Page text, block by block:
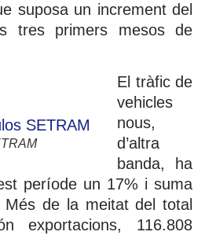
suposa un increment del
tres primers mesos de
El tràfic de
vehicles
nous,
d’altra
banda, ha
període un 17% i suma
de la meitat del total
exportacions, 116.808